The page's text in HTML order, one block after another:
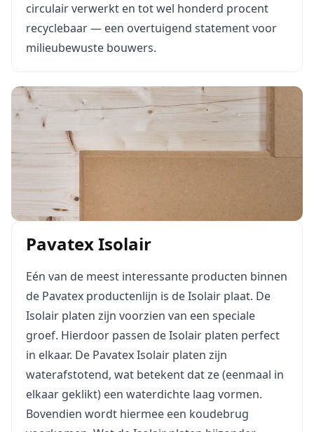
circulair verwerkt en tot wel honderd procent
recyclebaar — een overtuigend statement voor
milieubewuste bouwers.
Pavatex Isolair
Eén van de meest interessante producten binnen
de Pavatex productenlijn is de Isolair plaat. De
Isolair platen zijn voorzien van een speciale
groef. Hierdoor passen de Isolair platen perfect
in elkaar. De Pavatex Isolair platen zijn
waterafstotend, wat betekent dat ze (eenmaal in
elkaar geklikt) een waterdichte laag vormen.
Bovendien wordt hiermee een koudebrug